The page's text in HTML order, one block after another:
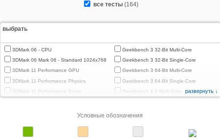
все тесты(164)
выбрать
3DMark 06 - CPU
3DMark 06 Mark 06 - Standard 1024x768
3DMark 11 Performance GPU
3DMark 11 Performance Physics
3DMark 11 Performance Score
Geekbench 3 32-Bit Multi-Core
Geekbench 3 32-Bit Single-Core
Geekbench 3 64-Bit Multi-Core
Geekbench 3 64-Bit Single-Core
Geekbench 4.0 Multi-Core
Geekbench 5 64-Bit Multi-Core
развернуть ↓
Условные обозначения